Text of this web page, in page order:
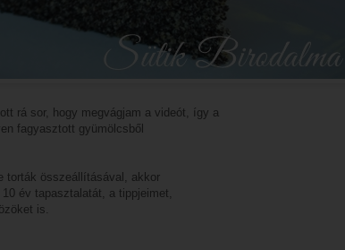
rá sor, hogy megvágjam a videót, így a
fagyasztott gyümölcsből
torták összeállításával, akkor
év tapasztalatát, a tippjeimet,
is.